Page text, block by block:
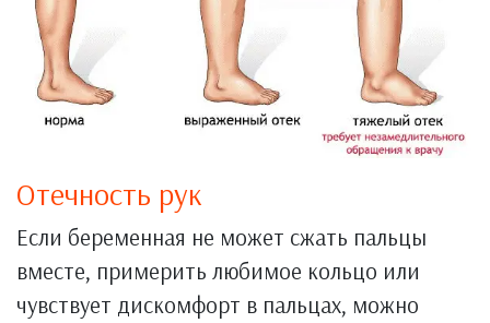
Отечность рук
Если беременная не может сжать пальцы
вместе, примерить любимое кольцо или
чувствует дискомфорт в пальцах, можно